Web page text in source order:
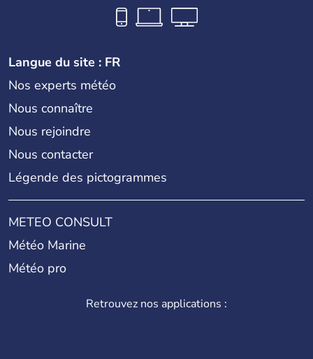
Langue du site : FR
Nos experts météo
Nous connaître
Nous rejoindre
Nous contacter
Légende des pictogrammes
METEO CONSULT
Météo Marine
Météo pro
Retrouvez nos applications :